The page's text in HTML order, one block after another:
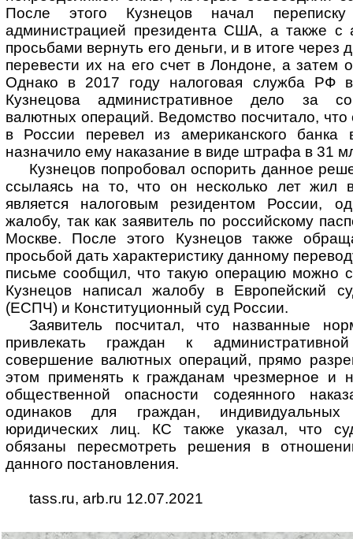
После этого Кузнецов начал
администрацией президента США, а также с
просьбами вернуть его деньги, и в итоге через
перевести их на его счет в Лондоне, а затем
Однако в 2017 году налоговая служба РФ
Кузнецова административное дело за
валютных операций. Ведомство посчитало, что
в России перевел из американского банка
назначило ему наказание в виде штрафа в 31
Кузнецов попробовал оспорить данное
ссылаясь на то, что он несколько лет жил
является налоговым резидентом России,
жалобу, так как заявитель по российскому
Москве. После этого Кузнецов также
просьбой дать характеристику данному
письме сообщил, что такую операцию можно
Кузнецов написал жалобу в Европейский
(ЕСПЧ) и Конституционный суд России.
Заявитель посчитал, что названные
привлекать граждан к
совершение валютных операций, прямо
этом применять к гражданам чрезмерное и
общественной опасности содеянного
одинаков для граждан, индивидуальных
юридических лиц. КС также указал, что
обязаны пересмотреть решения в
данного постановления.
tass.ru, arb.ru 12.07.2021